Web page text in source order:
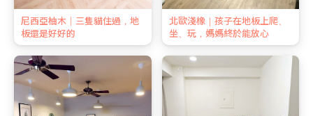
尼西亞柚木｜三隻貓住過，地
板還是好好的
北歐淺橡｜孩子在地板上爬、
坐、玩，媽媽終於能放心